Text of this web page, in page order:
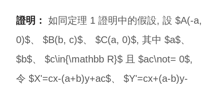
證明： 如同定理 1 證明中的假設, 設 $A(-a,
0)$、 $B(b, c)$、 $C(a, 0)$, 其中 $a$、
$b$、 $c\in{\mathbb R}$ 且 $ac\not= 0$,
令 $X'=cx-(a+b)y+ac$、 $Y'=cx+(a-b)y-